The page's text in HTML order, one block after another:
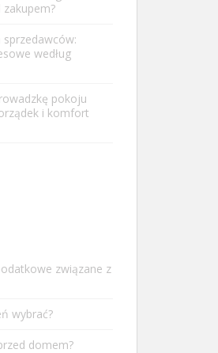
sprzedawców:
według
pokoju
i komfort
związane z
wybrać?
domem?